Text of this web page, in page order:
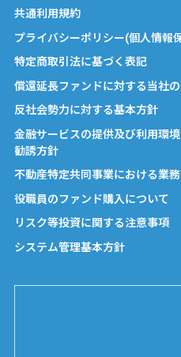
共通利用規約
プライバシーポリシー(個人情報
特定商取引法に基づく表記
償還延長ファンドに対する当社
反社会勢力に対する基本方針
金融サービスの提供及び利用環
勧誘方針
不動産特定共同事業における業
役職員のファンド購入について
リスク等投資に関する注意事項
システム管理基本方針